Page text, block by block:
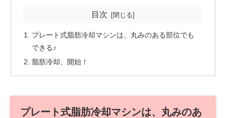
目次
プレート式脂肪冷却マシンは、丸みのある部位でも
できる♪
脂肪冷却、開始！
プレート式脂肪冷却マシンは、丸みのあ